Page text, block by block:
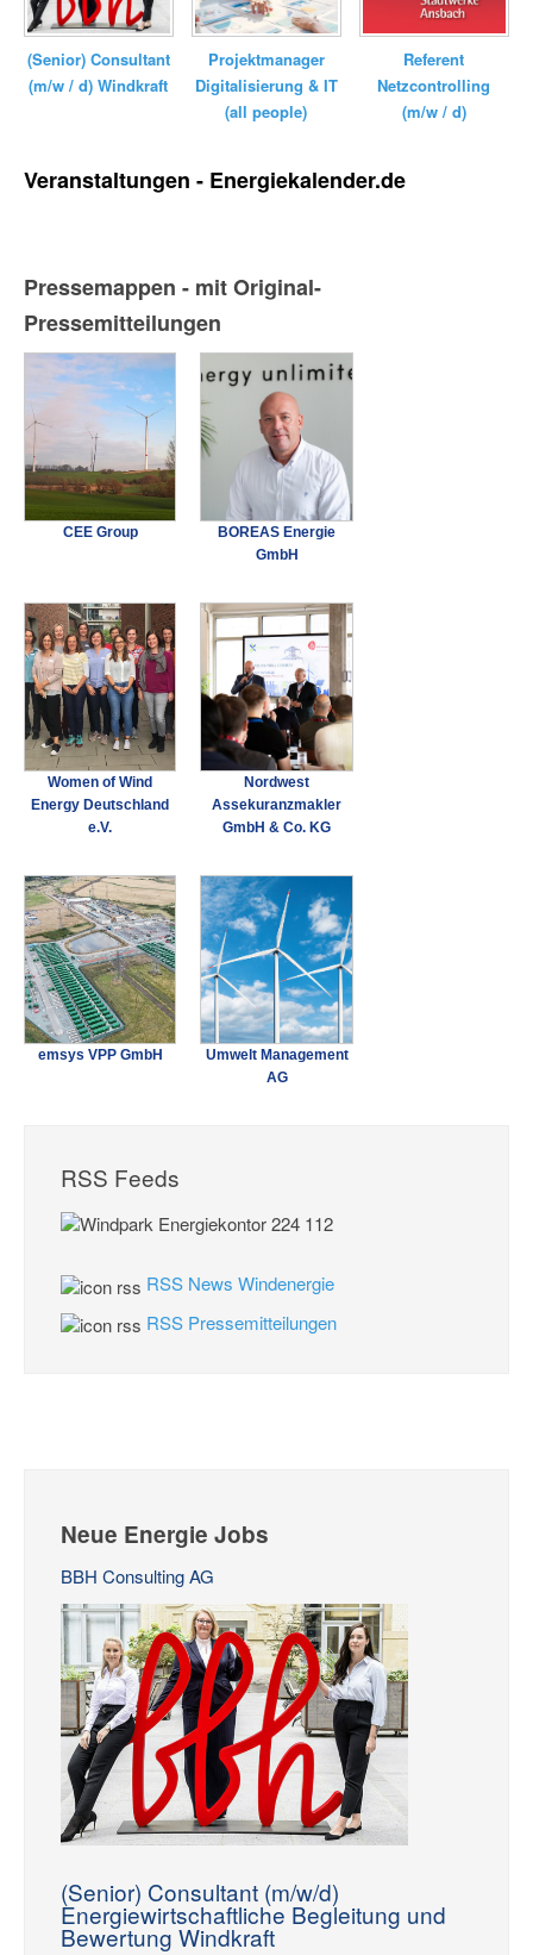
(Senior) Consultant
(m/w / d) Windkraft
Projektmanager
Digitalisierung & IT
(all people)
Referent
Netzcontrolling
(m/w / d)
Veranstaltungen - Energiekalender.de
Pressemappen - mit Original-
Pressemitteilungen
CEE Group
BOREAS Energie
GmbH
Women of Wind
Energy Deutschland
e.V.
Nordwest
Assekuranzmakler
GmbH & Co. KG
emsys VPP GmbH
Umwelt Management
AG
RSS Feeds
RSS News Windenergie
RSS Pressemitteilungen
Neue Energie Jobs
BBH Consulting AG
(Senior) Consultant (m/w/d)
Energiewirtschaftliche Begleitung und
Bewertung Windkraft